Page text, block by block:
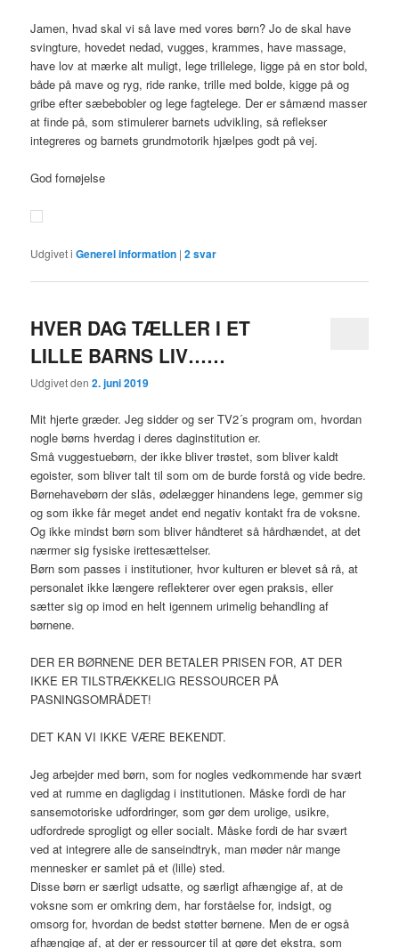
Jamen, hvad skal vi så lave med vores børn? Jo de skal have
svingture, hovedet nedad, vugges, krammes, have massage,
have lov at mærke alt muligt, lege trillelege, ligge på en stor bold,
både på mave og ryg, ride ranke, trille med bolde, kigge på og
gribe efter sæbebobler og lege fagtelege. Der er såmænd masser
at finde på, som stimulerer barnets udvikling, så reflekser
integreres og barnets grundmotorik hjælpes godt på vej.
God fornøjelse
Udgivet i Generel information |2svar
HVER DAG TÆLLER I ET
LILLE BARNS LIV……
Udgivet den2. juni 2019
Mit hjerte græder. Jeg sidder og ser TV2´s program om, hvordan
nogle børns hverdag i deres daginstitution er.
Små vuggestuebørn, der ikke bliver trøstet, som bliver kaldt
egoister, som bliver talt til som om de burde forstå og vide bedre.
Børnehavebørn der slås, ødelægger hinandens lege, gemmer sig
og som ikke får meget andet end negativ kontakt fra de voksne.
Og ikke mindst børn som bliver håndteret så hårdhændet, at det
nærmer sig fysiske irettesættelser.
Børn som passes i institutioner, hvor kulturen er blevet så rå, at
personalet ikke længere reflekterer over egen praksis, eller
sætter sig op imod en helt igennem urimelig behandling af
børnene.
DER ER BØRNENE DER BETALER PRISEN FOR, AT DER
IKKE ER TILSTRÆKKELIG RESSOURCER PÅ
PASNINGSOMRÅDET!
DET KAN VI IKKE VÆRE BEKENDT.
Jeg arbejder med børn, som for nogles vedkommende har svært
ved at rumme en dagligdag i institutionen. Måske fordi de har
sansemotoriske udfordringer, som gør dem urolige, usikre,
udfordrede sprogligt og eller socialt. Måske fordi de har svært
ved at integrere alle de sanseindtryk, man møder når mange
mennesker er samlet på et (lille) sted.
Disse børn er særligt udsatte, og særligt afhængige af, at de
voksne som er omkring dem, har forståelse for, indsigt, og
omsorg for, hvordan de bedst støtter børnene. Men de er også
afhængige af, at der er ressourcer til at gøre det ekstra, som